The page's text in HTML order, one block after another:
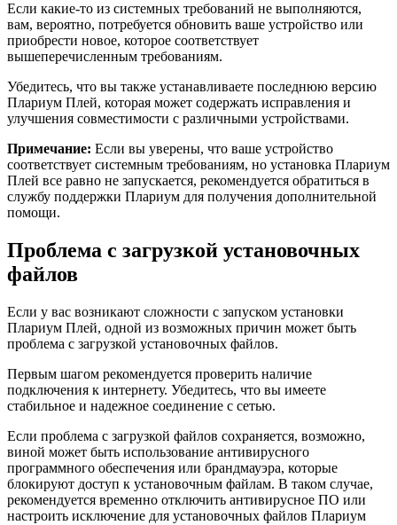
Если какие-то из системных требований не выполняются,
вам, вероятно, потребуется обновить ваше устройство или
приобрести новое, которое соответствует
вышеперечисленным требованиям.
Убедитесь, что вы также устанавливаете последнюю версию
Плариум Плей, которая может содержать исправления и
улучшения совместимости с различными устройствами.
Примечание: Если вы уверены, что ваше устройство
соответствует системным требованиям, но установка Плариум
Плей все равно не запускается, рекомендуется обратиться в
службу поддержки Плариум для получения дополнительной
помощи.
Проблема с загрузкой установочных
файлов
Если у вас возникают сложности с запуском установки
Плариум Плей, одной из возможных причин может быть
проблема с загрузкой установочных файлов.
Первым шагом рекомендуется проверить наличие
подключения к интернету. Убедитесь, что вы имеете
стабильное и надежное соединение с сетью.
Если проблема с загрузкой файлов сохраняется, возможно,
виной может быть использование антивирусного
программного обеспечения или брандмауэра, которые
блокируют доступ к установочным файлам. В таком случае,
рекомендуется временно отключить антивирусное ПО или
настроить исключение для установочных файлов Плариум